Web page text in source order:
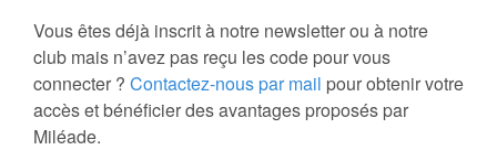
Vous êtes déjà inscrit à notre newsletter ou à notre
club mais n’avez pas reçu les code pour vous
connecter ? Contactez-nous par mail pour obtenir votre
accès et bénéficier des avantages proposés par
Miléade.